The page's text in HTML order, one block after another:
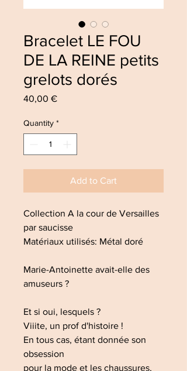
Bracelet LE FOU
DE LA REINE petits
grelots dorés
40,00 €Price
Quantity *
Add to Cart
Collection A la cour de Versailles
par saucisse
Matériaux utilisés: Métal doré
Marie-Antoinette avait-elle des
amuseurs ?
Et si oui, lesquels ?
Viiite, un prof d'histoire !
En tous cas, étant donnée son
obsession
pour la mode et les chaussures,